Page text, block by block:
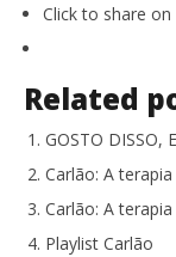
Click to share
Related
GOSTO DISSO,
Carlão: A
Carlão: A
Playlist Carlão